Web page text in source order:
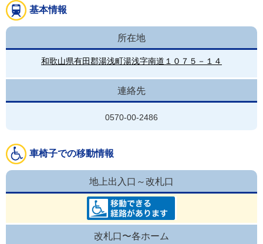
基本情報
所在地
和歌山県有田郡湯浅町湯浅字南道１０７５－１４
連絡先
0570-00-2486
車椅子での移動情報
地上出入口～改札口
改札口〜各ホーム